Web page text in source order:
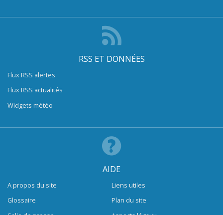
RSS ET DONNÉES
Flux RSS alertes
Flux RSS actualités
Widgets météo
AIDE
A propos du site
Glossaire
Liens utiles
Plan du site